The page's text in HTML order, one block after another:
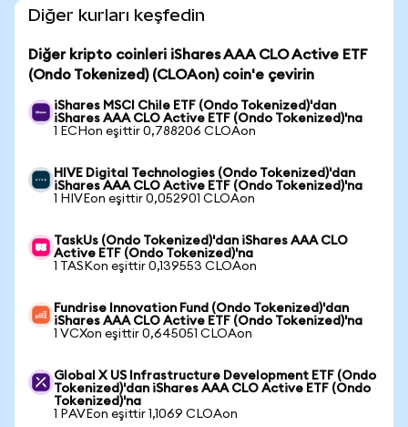
Diğer kurları keşfedin
Diğer kripto coinleri iShares AAA CLO Active ETF
(Ondo Tokenized) (CLOAon) coin'e çevirin
iShares MSCI Chile ETF (Ondo Tokenized)'dan
iShares AAA CLO Active ETF (Ondo Tokenized)'na
1 ECHon eşittir 0,788206 CLOAon
HIVE Digital Technologies (Ondo Tokenized)'dan
iShares AAA CLO Active ETF (Ondo Tokenized)'na
1 HIVEon eşittir 0,052901 CLOAon
TaskUs (Ondo Tokenized)'dan iShares AAA CLO
Active ETF (Ondo Tokenized)'na
1 TASKon eşittir 0,139553 CLOAon
Fundrise Innovation Fund (Ondo Tokenized)'dan
iShares AAA CLO Active ETF (Ondo Tokenized)'na
1 VCXon eşittir 0,645051 CLOAon
Global X US Infrastructure Development ETF (Ondo
Tokenized)'dan iShares AAA CLO Active ETF (Ondo
Tokenized)'na
1 PAVEon eşittir 1,1069 CLOAon